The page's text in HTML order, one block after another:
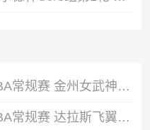
2026年08月10日 WNBA常规赛 金州女武神 84 - 78 洛杉矶火花 全场集锦
2026年08月10日 WNBA常规赛 达拉斯飞翼 90 - 103 明尼苏达山猫 全场集锦